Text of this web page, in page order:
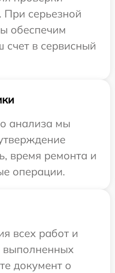
При серьезной
обеспечим
счет в сервисный
анализа мы
время ремонта и
операции.
всех работ и
выполненных
документ о